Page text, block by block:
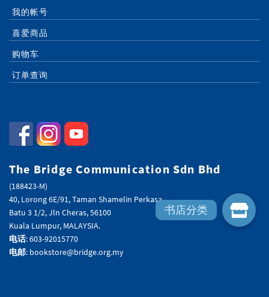
我的帐号
喜爱商品
购物车
订单查询
The Bridge Communication Sdn Bhd
(188423-M)
40, Lorong 6E/91, Taman Shamelin Perkasa,
Batu 3 1/2, Jln Cheras, 56100
Kuala Lumpur, MALAYSIA.
电话: 603-92015770
电邮: bookstore@bridge.org.my